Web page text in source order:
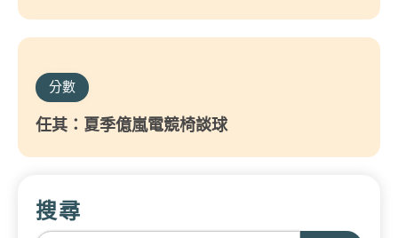
分數
任其：夏季億嵐電競椅談球
搜尋